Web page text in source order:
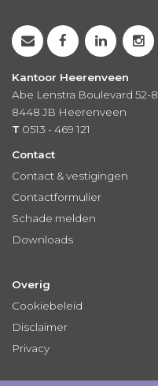
Kantoor Heerenveen
Abe Lenstra Boulevard 52-8
8448 JB Heerenveen
T 0513 - 469 121
Contact
Contact & vestigingen
Contactformulier
Schade melden
Downloads
Overig
Cookiebeleid
Disclaimer
Privacy